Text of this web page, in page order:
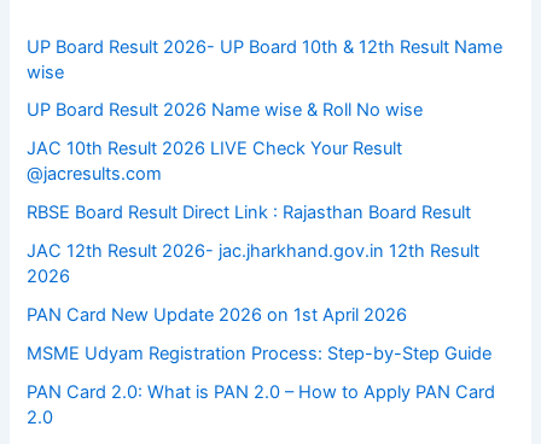
UP Board Result 2026- UP Board 10th & 12th Result Name
wise
UP Board Result 2026 Name wise & Roll No wise
JAC 10th Result 2026 LIVE Check Your Result
@jacresults.com
RBSE Board Result Direct Link : ​Rajasthan Board Result
JAC 12th Result 2026- jac.jharkhand.gov.in 12th Result
2026
PAN Card New Update 2026 on 1st April 2026
MSME Udyam Registration Process: Step-by-Step Guide
PAN Card 2.0: What is PAN 2.0 – How to Apply PAN Card
2.0